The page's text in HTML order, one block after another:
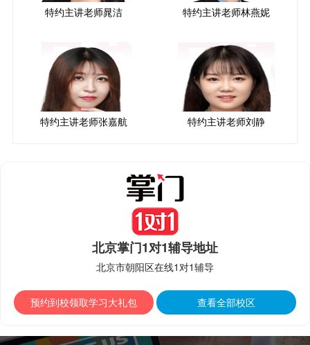
特约主讲老师晁洁 特约主讲老师林燕妮
特约主讲老师张嘉航 特约主讲老师刘静
北京掌门1对1辅导地址
北京市朝阳区在线1对1辅导
预约到校领取学习大礼包 查看全部校区